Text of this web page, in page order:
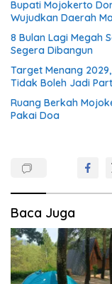
Bupati Mojokerto
Wujudkan Daerah
8 Bulan Lagi Megah
Segera Dibangun
Target Menang
Tidak Boleh Jadi
Ruang Berkah
Pakai Doa
Baca Juga